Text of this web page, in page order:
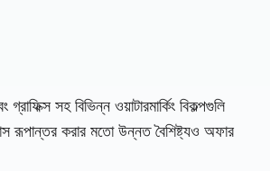
সহ বিভিন্ন ওয়াটারমার্কিং বিকল্পগুলি
রূপান্তর করার মতো উন্নত বৈশিষ্ট্যও অফার